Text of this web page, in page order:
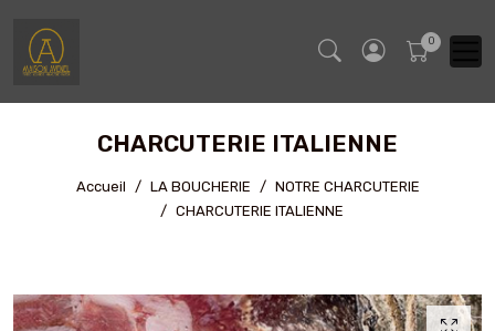
CHARCUTERIE ITALIENNE
Accueil LA BOUCHERIE
NOTRE CHARCUTERIE
CHARCUTERIE ITALIENNE